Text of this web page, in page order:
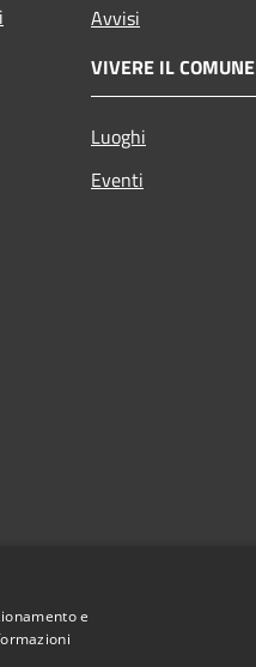
Avvisi
VIVERE IL COMUNE
Luoghi
Eventi
e